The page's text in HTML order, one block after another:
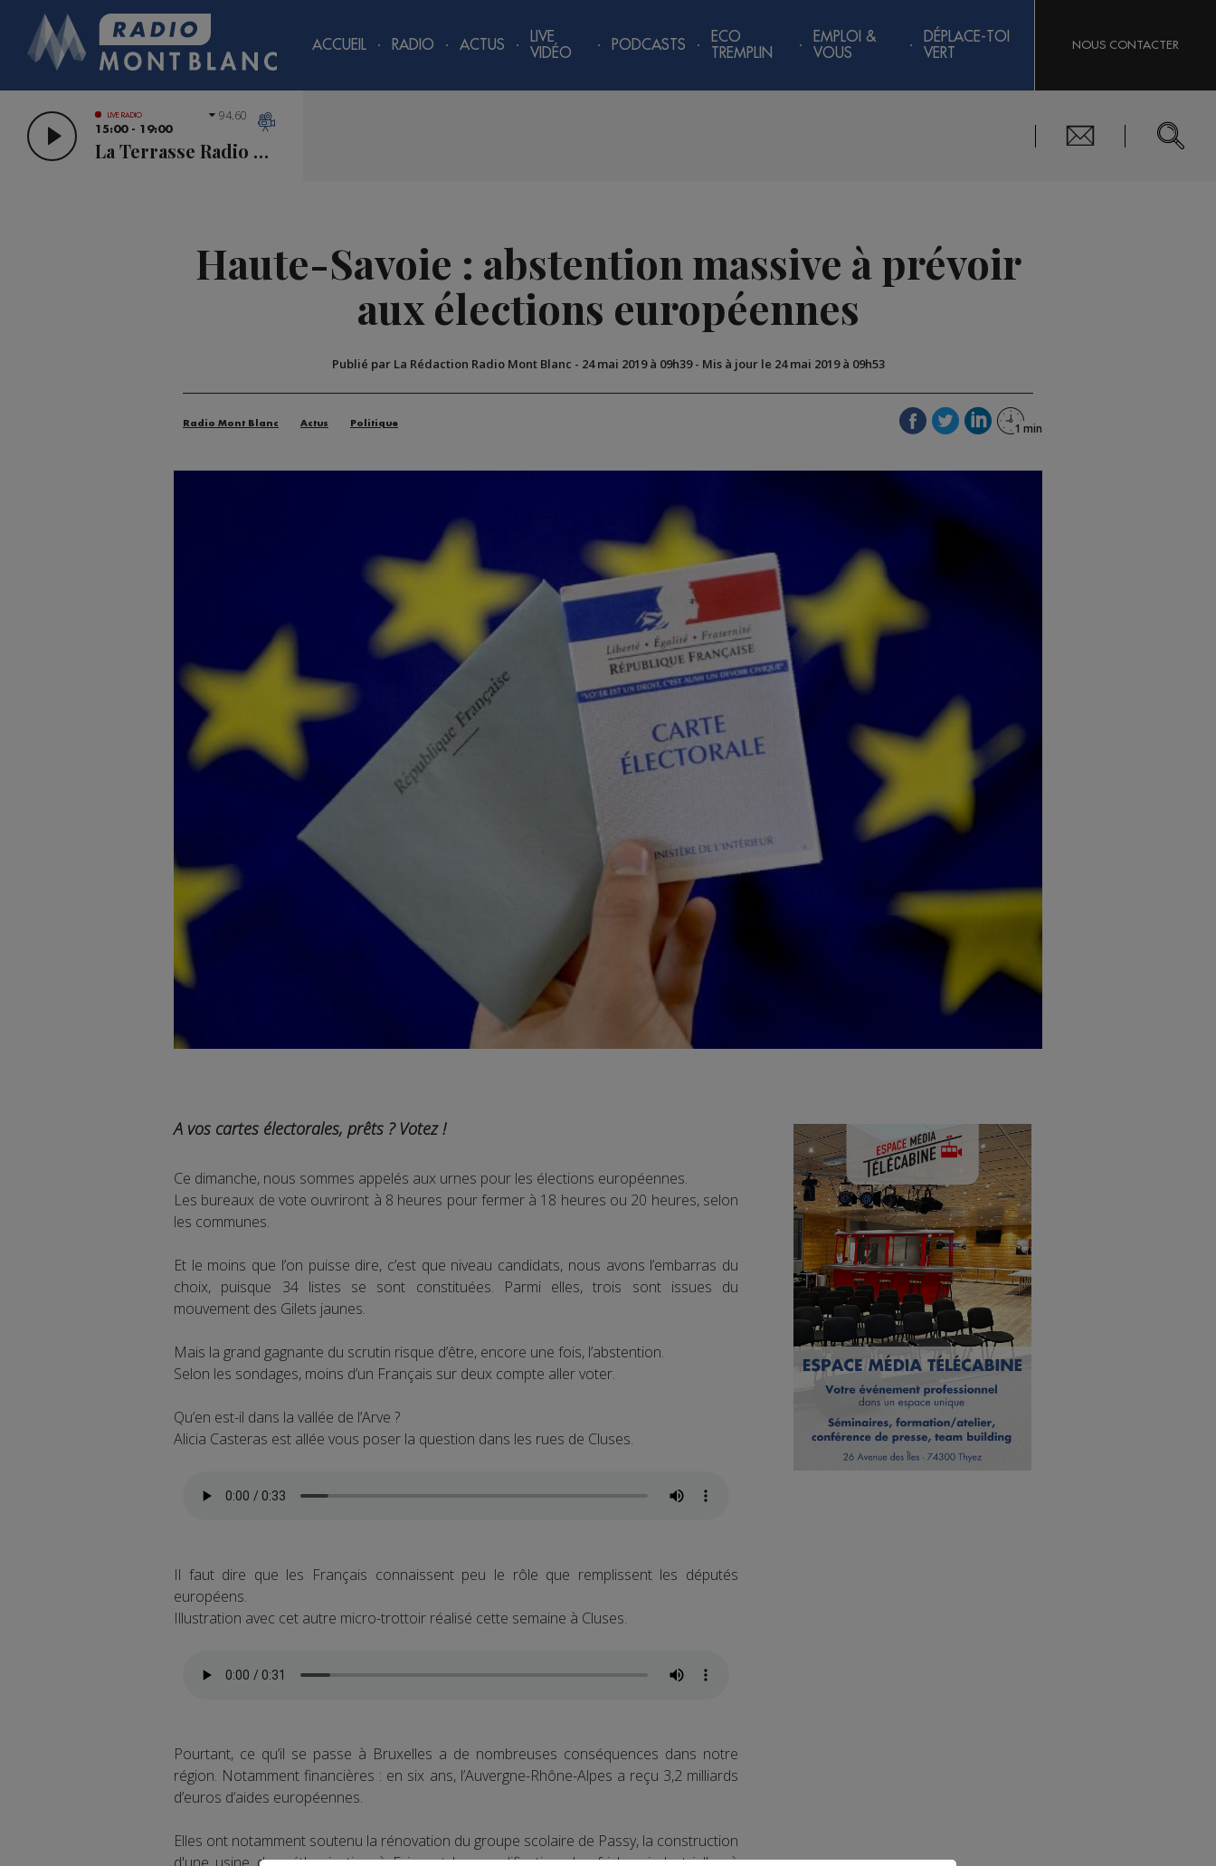
ACCUEIL RADIO ACTUS
LIVE
VIDÉO
PODCASTS
ECO
TREMPLIN
EMPLOI &
VOUS
DÉPLACE-TOI
VERT
NOUS CONTACTER
LIVE RADIO
15:00 - 19:00
La Terrasse Radio Mont Blanc
94.60
Haute-Savoie : abstention massive à prévoir
aux élections européennes
Publié par La Rédaction Radio Mont Blanc - 24 mai 2019 à 09h39- Mis à jour le 24 mai 2019 à 09h53
Radio Mont Blanc Actus Politique
A vos cartes électorales, prêts ? Votez !
Ce dimanche, nous sommes appelés aux urnes pour les élections européennes.
Les bureaux de vote ouvriront à 8 heures pour fermer à 18 heures ou 20 heures, selon
les communes.
Et le moins que l’on puisse dire, c’est que niveau candidats, nous avons l’embarras du
choix, puisque 34 listes se sont constituées. Parmi elles, trois sont issues du
mouvement des Gilets jaunes.
Mais la grand gagnante du scrutin risque d’être, encore une fois, l’abstention.
Selon les sondages, moins d’un Français sur deux compte aller voter.
Qu’en est-il dans la vallée de l’Arve ?
Alicia Casteras est allée vous poser la question dans les rues de Cluses.
Il faut dire que les Français connaissent peu le rôle que remplissent les députés
européens.
Illustration avec cet autre micro-trottoir réalisé cette semaine à Cluses.
Pourtant, ce qu’il se passe à Bruxelles a de nombreuses conséquences dans notre
région. Notamment financières : en six ans, l’Auvergne-Rhône-Alpes a reçu 3,2 milliards
d’euros d’aides européennes.
Elles ont notamment soutenu la rénovation du groupe scolaire de Passy, la construction
d'une usine de méthanisation à Evian et la requalification des friches industrielles à